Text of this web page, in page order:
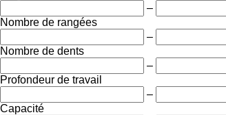
–
Nombre de rangées
–
Nombre de dents
–
Profondeur de travail
–
Capacité